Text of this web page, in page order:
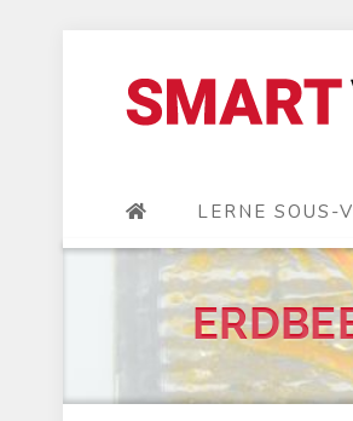
LERNE SOUS-